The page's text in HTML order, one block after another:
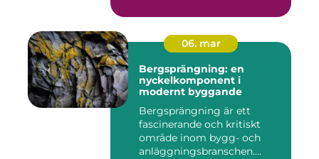
06. mar
Bergsprängning: en
nyckelkomponent i
modernt byggande
Bergsprängning är ett
fascinerande och kritiskt
område inom bygg- och
anläggningsbranschen.